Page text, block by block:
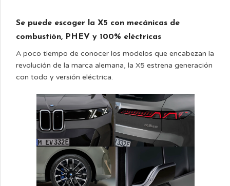
Se puede escoger la X5 con mecánicas de
combustión, PHEV y 100% eléctricas
A poco tiempo de conocer los modelos que encabezan la
revolución de la marca alemana, la X5 estrena generación
con todo y versión eléctrica.